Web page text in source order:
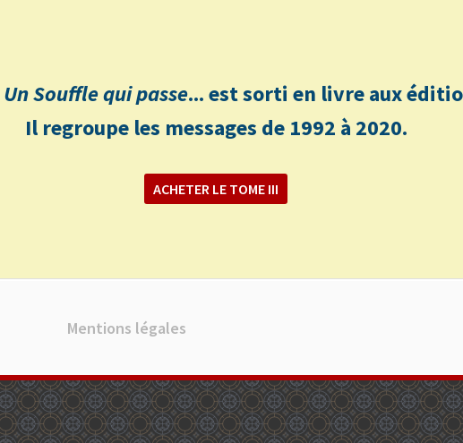
Un Souffle qui passe... est sorti en livre aux
Il regroupe les messages de 1992 à 2020.
ACHETER LE TOME III
Mentions légales